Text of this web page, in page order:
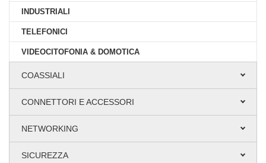
INDUSTRIALI
TELEFONICI
VIDEOCITOFONIA & DOMOTICA
COASSIALI
CONNETTORI E ACCESSORI
NETWORKING
SICUREZZA